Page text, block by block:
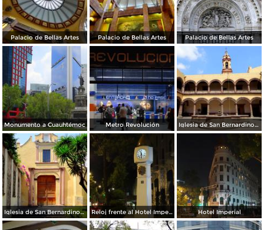
Palacio de Bellas Artes Palacio de Bellas Artes Palacio de Bellas Artes
Monumento a Cuauhtémoc Metro Revolución Iglesia de San Bernardino de Siena, en Xochimilco
Iglesia de San Bernardino de Siena, en Xochimilco Reloj frente al Hotel Imperial Hotel Imperial